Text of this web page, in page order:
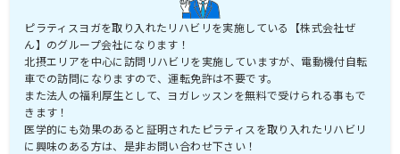
ピラティスヨガを取り入れたリハビリを実施している【株式会社ぜ
ん】のグループ会社になります！
北摂エリアを中心に訪問リハビリを実施していますが、電動機付自転
車での訪問になりますので、運転免許は不要です。
また法人の福利厚生として、ヨガレッスンを無料で受けられる事もで
きます！
医学的にも効果のあると証明されたピラティスを取り入れたリハビリ
に興味のある方は、是非お問い合わせ下さい！